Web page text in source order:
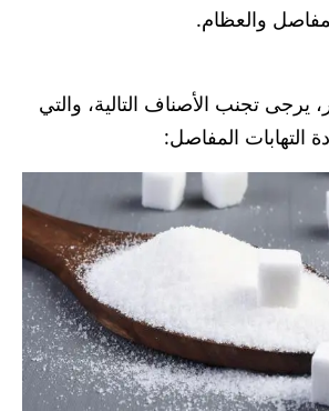
والعظام.
يرجى تجنب الأصناف التالية، والتي
التهابات المفاصل: